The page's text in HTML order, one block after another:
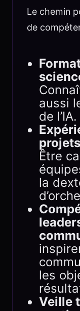
Le chemin
de
aussi
de l’IA.
Être
la
les
Veille